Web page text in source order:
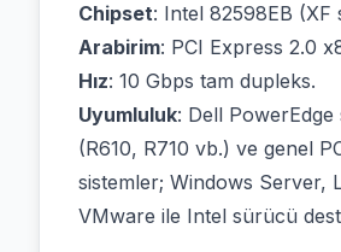
Chipset: Intel 82598EB (XF
Arabirim: PCI Express 2.0
Hız: 10 Gbps tam dupleks.
Uyumluluk: Dell
(R610, R710 vb.) ve genel
sistemler; Windows Server,
VMware ile Intel sürücü